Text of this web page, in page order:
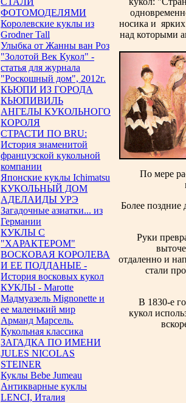
ФОТОМОДЕЛЯМИ
Королевские куклы из
Grodner Tall
Улыбка от Жанны ван Роз
"Золотой Век Кукол" -
статья для журнала
"Роскошный дом", 2012г.
КЬЮПИ ИЗ ГОРОДА
КЬЮПИВИЛЬ
АНГЕЛЫ КУКОЛЬНОГО
КОРОЛЯ
СТРАСТИ ПО BRU:
История знаменитой
французской кукольной
компании
Японские куклы Ichimatsu
КУКОЛЬНЫЙ ДОМ
АДЕЛАИДЫ УРЭ
Загадочные азиатки... из
Германии
КУКЛЫ С
"ХАРАКТЕРОМ"
ВОСКОВАЯ КОРОЛЕВА
И ЕЕ ПОДДАНЫЕ -
История восковых кукол
КУКЛЫ - Marotte
Мадмуазель Mignonette и
ее маленький мир
Арманд Марсель.
Кукольная классика
ЗАГАДКА ПО ИМЕНИ
JULES NICOLAS
STEINER
Куклы Bebe Jumeau
Антикварные куклы
LENCI, Италия
носика и
над которыми
По мере
Более
Руки
отдаленно и
стали
В 1830-е
кукол